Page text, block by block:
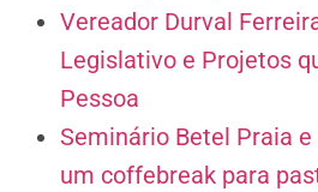
Vereador Durval
Legislativo e Projetos
Pessoa
Seminário Betel Praia
um coffebreak para